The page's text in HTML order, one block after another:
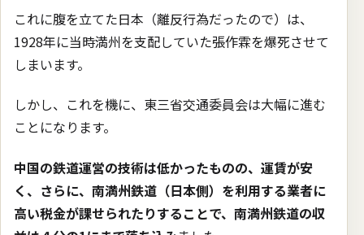
これに腹を立てた日本（離反行為だったので）は、
1928年に当時満州を支配していた張作霖を爆死させて
しまいます。
しかし、これを機に、東三省交通委員会は大幅に進む
ことになります。
中国の鉄道運営の技術は低かったものの、運賃が安
く、さらに、南満州鉄道（日本側）を利用する業者に
高い税金が課せられたりすることで、南満州鉄道の収